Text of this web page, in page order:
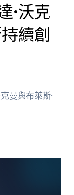
·沃克
續創
曼與布萊斯·